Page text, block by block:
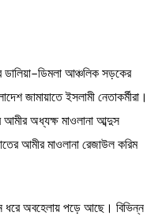
ডালিয়া–ডিমলা আঞ্চলিক সড়কের
জামায়াতে ইসলামী নেতাকর্মীরা।
আমীর অধ্যক্ষ মাওলানা আব্দুস
আমীর মাওলানা রেজাউল করিম
ধরে অবহেলায় পড়ে আছে। বিভিন্ন